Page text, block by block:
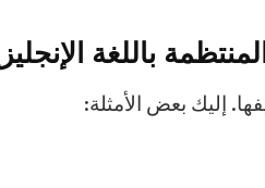
باللغة
إليك بعض الأمثلة: